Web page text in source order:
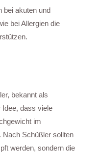
bei akuten und
bei Allergien die
bekannt als
Idee, dass viele
im
Nach Schüßler sollten
werden, sondern die